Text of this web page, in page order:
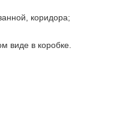
коридора;
виде в коробке.